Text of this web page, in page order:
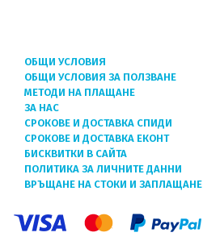
ОБЩИ УСЛОВИЯ
ОБЩИ УСЛОВИЯ ЗА ПОЛЗВАНЕ
МЕТОДИ НА ПЛАЩАНЕ
ЗА НАС
СРОКОВЕ И ДОСТАВКА СПИДИ
СРОКОВЕ И ДОСТАВКА ЕКОНТ
БИСКВИТКИ В САЙТА
ПОЛИТИКА ЗА ЛИЧНИТЕ ДАННИ
ВРЪЩАНЕ НА СТОКИ И ЗАПЛАЩАНЕ